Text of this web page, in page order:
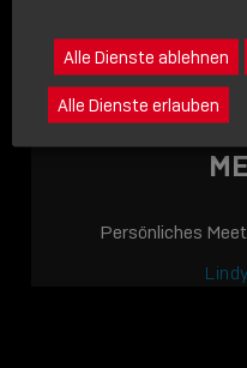
LINDY ACADEMY
JETZT ONLINE
VERFÜGBAR: DIE
LINDY
WISSEN, DAS
Persönliches
Alle Dienste ablehnen
Alle Dienste erlauben